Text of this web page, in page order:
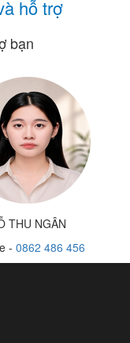
hỗ trợ
bạn
THU NGÂN
- 0862 486 456